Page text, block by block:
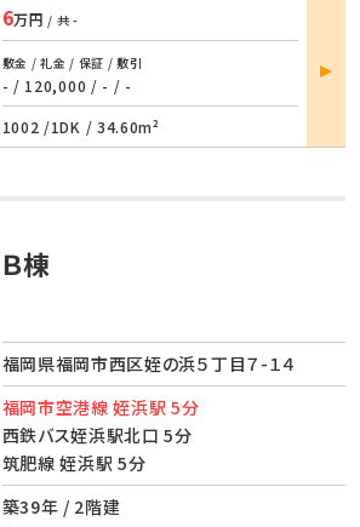
6万円 / 共-
敷金 / 礼金 / 保証 / 敷引
- / 120,000 / - / -
1002 /1DK / 34.60m²
部屋
詳細
棟
福岡県福岡市西区姪の浜５丁目７-１４
福岡市空港線 姪浜駅 5分
西鉄バス姪浜駅北口 5分
筑肥線 姪浜駅 5分
築39年 / 2階建